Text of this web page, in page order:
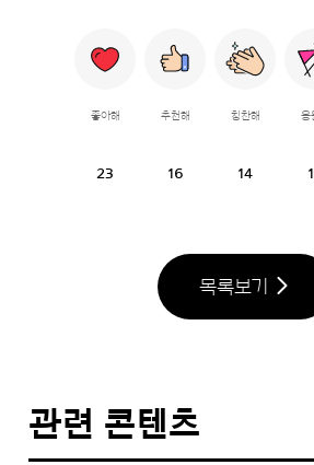
좋아해
23
추천해
16
칭찬해
14
응
목록보기
관련 콘텐츠